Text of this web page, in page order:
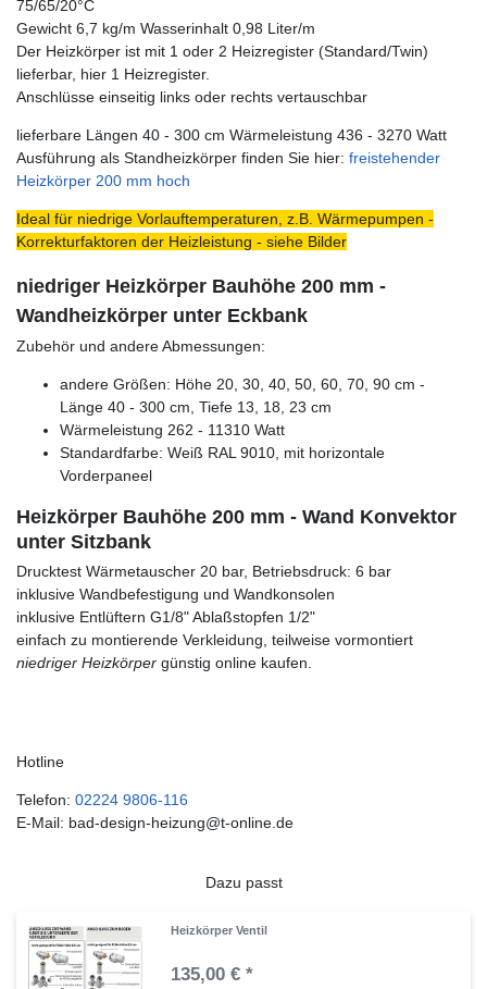
75/65/20°C
Gewicht 6,7 kg/m Wasserinhalt 0,98 Liter/m
Der Heizkörper ist mit 1 oder 2 Heizregister (Standard/Twin)
lieferbar, hier 1 Heizregister.
Anschlüsse einseitig links oder rechts vertauschbar
lieferbare Längen 40 - 300 cm Wärmeleistung 436 - 3270 Watt
Ausführung als Standheizkörper finden Sie hier: freistehender
Heizkörper 200 mm hoch
Ideal für niedrige Vorlauftemperaturen, z.B. Wärmepumpen -
Korrekturfaktoren der Heizleistung - siehe Bilder
niedriger Heizkörper Bauhöhe 200 mm -
Wandheizkörper unter Eckbank
Zubehör und andere Abmessungen:
andere Größen: Höhe 20, 30, 40, 50, 60, 70, 90 cm -
Länge 40 - 300 cm, Tiefe 13, 18, 23 cm
Wärmeleistung 262 - 11310 Watt
Standardfarbe: Weiß RAL 9010, mit horizontale
Vorderpaneel
Heizkörper Bauhöhe 200 mm - Wand Konvektor
unter Sitzbank
Drucktest Wärmetauscher 20 bar, Betriebsdruck: 6 bar
inklusive Wandbefestigung und Wandkonsolen
inklusive Entlüftern G1/8" Ablaßstopfen 1/2"
einfach zu montierende Verkleidung, teilweise vormontiert
niedriger Heizkörper günstig online kaufen.
Hotline
Telefon: 02224 9806-116
E-Mail: bad-design-heizung@t-online.de
Dazu passt
Heizkörper Ventil
135,00 € *